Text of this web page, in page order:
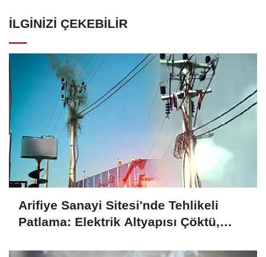
İLGINIZI ÇEKEBILIR
Arifiye Sanayi Sitesi'nde Tehlikeli
Patlama: Elektrik Altyapısı Çöktü,